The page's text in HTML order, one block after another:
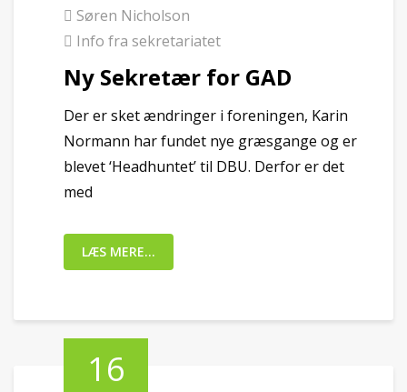
Søren Nicholson
Info fra sekretariatet
Ny Sekretær for GAD
Der er sket ændringer i foreningen, Karin
Normann har fundet nye græsgange og er
blevet ‘Headhuntet’ til DBU. Derfor er det
med
LÆS MERE...
16